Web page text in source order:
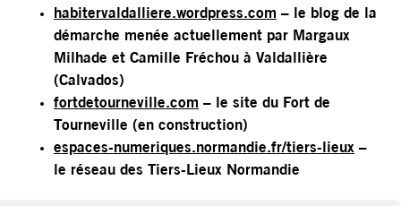
habitervaldalliere.wordpress.com – le blog de la
démarche menée actuellement par Margaux
Milhade et Camille Fréchou à Valdallière
(Calvados)
fortdetourneville.com – le site du Fort de
Tourneville (en construction)
espaces-numeriques.normandie.fr/tiers-lieux –
le réseau des Tiers-Lieux Normandie